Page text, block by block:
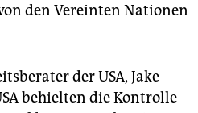
den Vereinten Nationen
der USA, Jake
behielten die Kontrolle